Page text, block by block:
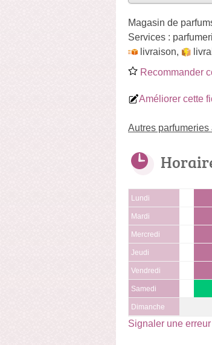
Magasin de
Services :
livraison,
Recommander
Améliorer cette
Autres parfumeries
Lundi
Mardi
Mercredi
Jeudi
Vendredi
Samedi
Dimanche
Signaler une erreur